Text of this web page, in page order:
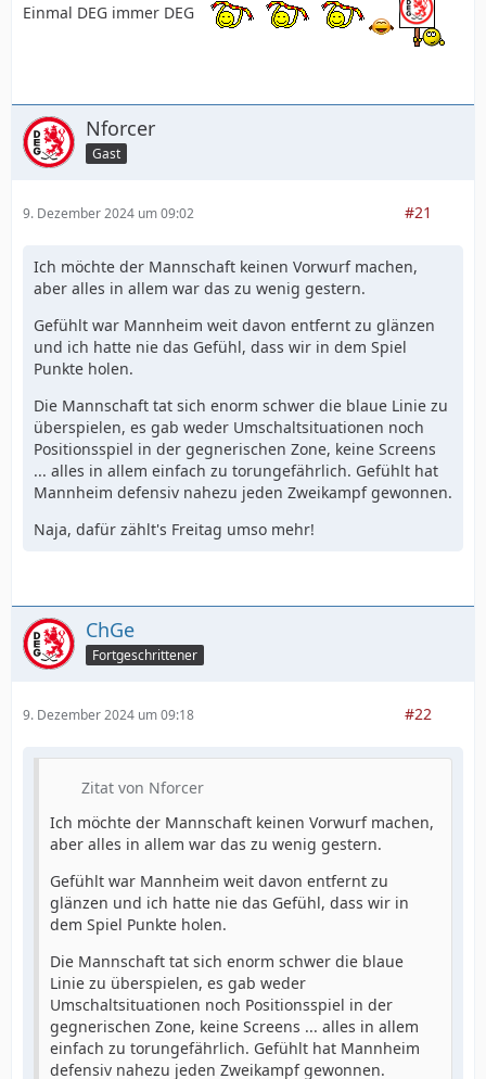
Einmal DEG immer DEG
Nforcer
Gast
9. Dezember 2024 um 09:02 #21
Ich möchte der Mannschaft keinen Vorwurf machen,
aber alles in allem war das zu wenig gestern.
Gefühlt war Mannheim weit davon entfernt zu glänzen
und ich hatte nie das Gefühl, dass wir in dem Spiel
Punkte holen.
Die Mannschaft tat sich enorm schwer die blaue Linie zu
überspielen, es gab weder Umschaltsituationen noch
Positionsspiel in der gegnerischen Zone, keine Screens
... alles in allem einfach zu torungefährlich. Gefühlt hat
Mannheim defensiv nahezu jeden Zweikampf gewonnen.
Naja, dafür zählt's Freitag umso mehr!
ChGe
Fortgeschrittener
9. Dezember 2024 um 09:18 #22
Zitat von Nforcer
Ich möchte der Mannschaft keinen Vorwurf machen,
aber alles in allem war das zu wenig gestern.
Gefühlt war Mannheim weit davon entfernt zu
glänzen und ich hatte nie das Gefühl, dass wir in
dem Spiel Punkte holen.
Die Mannschaft tat sich enorm schwer die blaue
Linie zu überspielen, es gab weder
Umschaltsituationen noch Positionsspiel in der
gegnerischen Zone, keine Screens ... alles in allem
einfach zu torungefährlich. Gefühlt hat Mannheim
defensiv nahezu jeden Zweikampf gewonnen.